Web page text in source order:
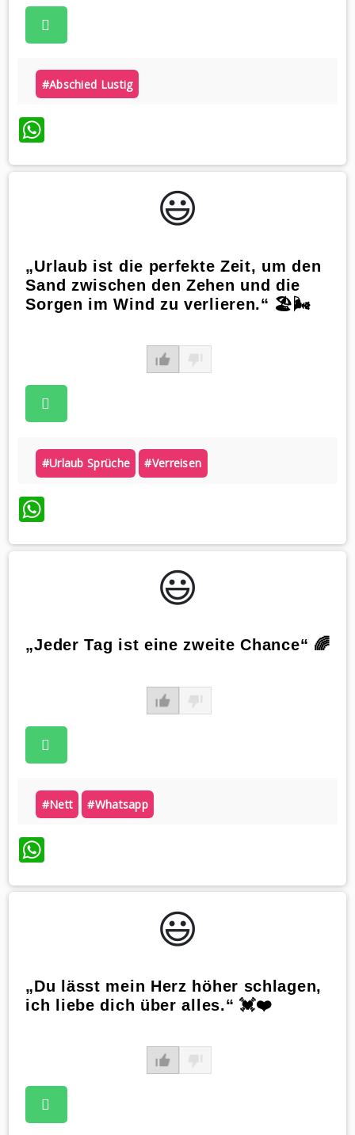
#abschied Lustig
WhatsApp
😃️
„Urlaub ist die perfekte Zeit, um den
Sand zwischen den Zehen und die
Sorgen im Wind zu verlieren.“ 🏖️🌬️
#urlaub Sprüche #verreisen
WhatsApp
😃️
„Jeder Tag ist eine zweite Chance“ 🌈
#nett #whatsapp
WhatsApp
😃️
„Du lässt mein Herz höher schlagen,
ich liebe dich über alles.“ 💓❤️